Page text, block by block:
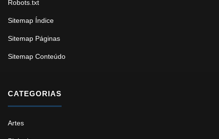
Robots.txt
Sitemap Índice
Sitemap Páginas
Sitemap Conteúdo
CATEGORIAS
Artes